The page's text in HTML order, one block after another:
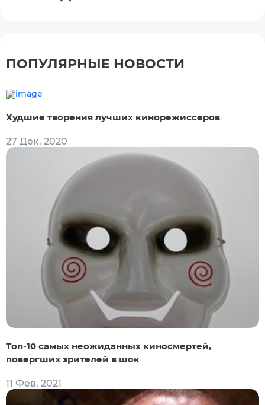
ПОПУЛЯРНЫЕ НОВОСТИ
Худшие творения лучших кинорежиссеров
27 Дек. 2020
Топ-10 самых неожиданных киносмертей,
повергших зрителей в шок
11 Фев. 2021